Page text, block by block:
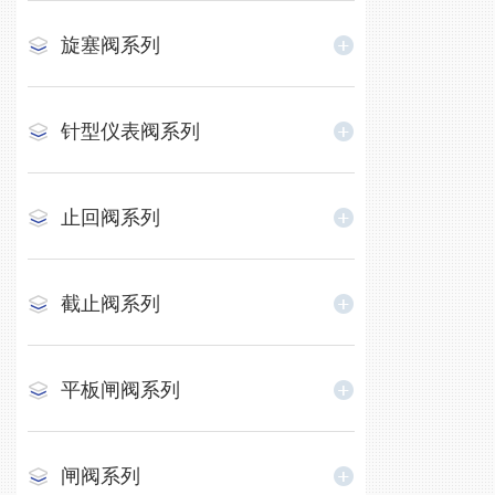
旋塞阀系列
针型仪表阀系列
止回阀系列
截止阀系列
平板闸阀系列
闸阀系列